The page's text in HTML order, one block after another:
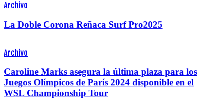
Archivo
La Doble Corona Reñaca Surf Pro2025
Archivo
Caroline Marks asegura la última plaza para los
Juegos Olímpicos de París 2024 disponible en el
WSL Championship Tour